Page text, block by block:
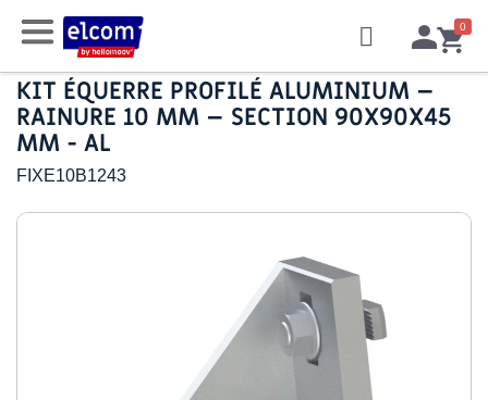
KIT ÉQUERRE PROFILÉ ALUMINIUM –
RAINURE 10 MM – SECTION 90X90X45
MM - AL
FIXE10B1243